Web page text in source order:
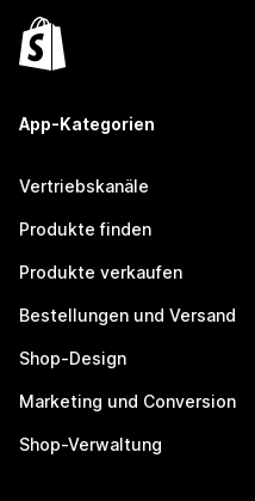
App-Kategorien
Vertriebskanäle
Produkte finden
Produkte verkaufen
Bestellungen und Versand
Shop-Design
Marketing und Conversion
Shop-Verwaltung